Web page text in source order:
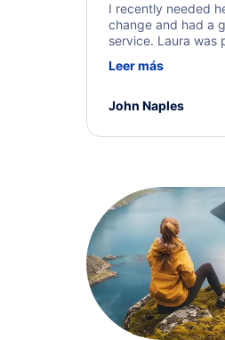
I recently needed
change and had a
service. Laura was
a solution and kept
Leer más
John Naples